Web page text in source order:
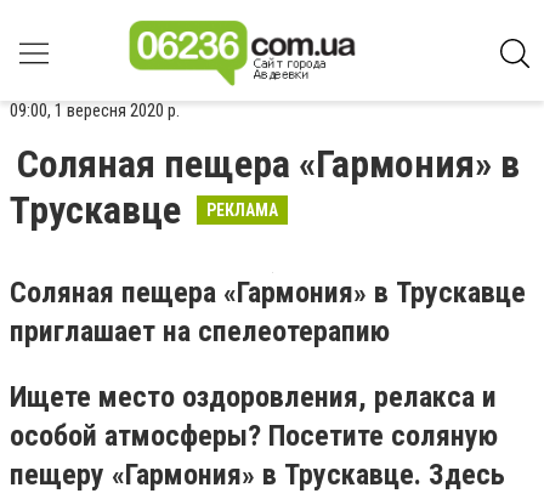
09:00, 1 вересня 2020 р.
Соляная пещера «Гармония» в
Трускавце
РЕКЛАМА
Соляная пещера «Гармония» в Трускавце
приглашает на спелеотерапию
Ищете место оздоровления, релакса и
особой атмосферы? Посетите соляную
пещеру «Гармония» в Трускавце. Здесь